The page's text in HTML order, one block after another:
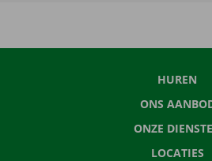
HUREN
ONS
ONZE
LOCATIES